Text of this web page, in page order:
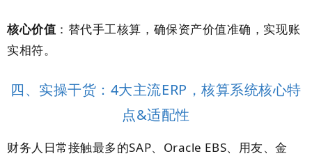
核心价值 ：替代手工核算，确保资产价值准确，实现账
实相符。
四、实操干货：4大主流ERP，核算系统核心特
点&适配性
财务人日常接触最多的SAP、Oracle EBS、用友、金